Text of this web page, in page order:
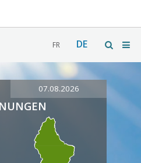
FR DE
07.08.2026